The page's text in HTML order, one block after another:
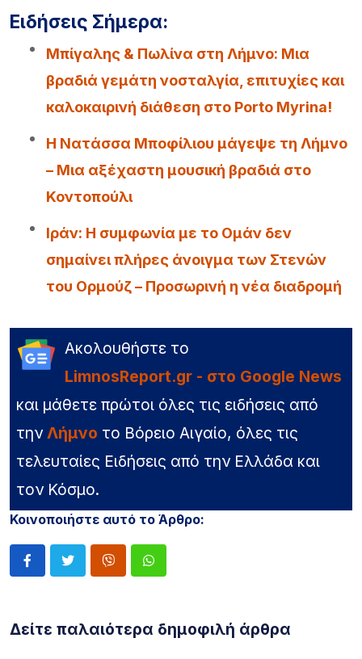
Ειδήσεις Σήμερα:
Μπίγαλης & Πωλίνα στη Λήμνο: Μια
βραδιά γεμάτη νοσταλγία, επιτυχίες και
καλοκαιρινή διάθεση στο Porto Myrina!
Η Νατάσσα Μποφίλιου μάγεψε τη Λήμνο
– Μια αξέχαστη μουσική βραδιά στο
Κοντοπούλι
Iράν: Η συμφωνία με το Ομάν δεν
σημαίνει πλήρες άνοιγμα των Στενών
του Ορμούζ – Προσωρινή η νέα διαδρομή
Ακολουθήστε το
LimnosReport.gr - στο Google News
και μάθετε πρώτοι όλες τις ειδήσεις από
την Λήμνο το Βόρειο Αιγαίο, όλες τις
τελευταίες Ειδήσεις από την Ελλάδα και
τον Κόσμο.
Κοινοποιήστε αυτό το Άρθρο:
Δείτε παλαιότερα δημοφιλή άρθρα